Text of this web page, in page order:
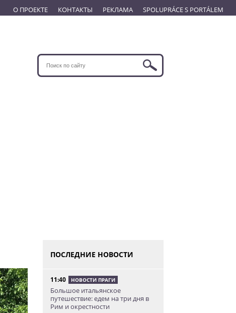
О ПРОЕКТЕ КОНТАКТЫ РЕКЛАМА SPOLUPRÁCE S PORTÁLEM
ПОСЛЕДНИЕ НОВОСТИ
11:40 НОВОСТИ ПРАГИ
Большое итальянское
путешествие: едем на три дня в
Рим и окрестности